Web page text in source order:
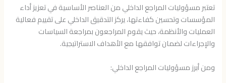
تعتبر مسؤوليات المراجع الداخلي من العناصر الأساسية في تعزيز أداء
المؤسسات وتحسين كفاءتها، يركز التدقيق الداخلي على تقييم فعالية
العمليات والأنظمة، حيث يقوم المراجعون بمراجعة السياسات
والإجراءات لضمان توافقها مع الأهداف الاستراتيجية.
ومن أبرز مسؤوليات المراجع الداخلي: